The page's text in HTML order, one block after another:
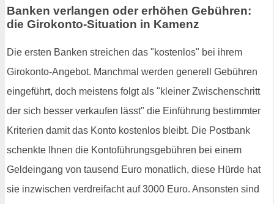
Banken verlangen oder erhöhen Gebühren:
die Girokonto-Situation in Kamenz
Die ersten Banken streichen das "kostenlos" bei ihrem
Girokonto-Angebot. Manchmal werden generell Gebühren
eingeführt, doch meistens folgt als "kleiner Zwischenschritt
der sich besser verkaufen lässt" die Einführung bestimmter
Kriterien damit das Konto kostenlos bleibt. Die Postbank
schenkte Ihnen die Kontoführungsgebühren bei einem
Geldeingang von tausend Euro monatlich, diese Hürde hat
sie inzwischen verdreifacht auf 3000 Euro. Ansonsten sind